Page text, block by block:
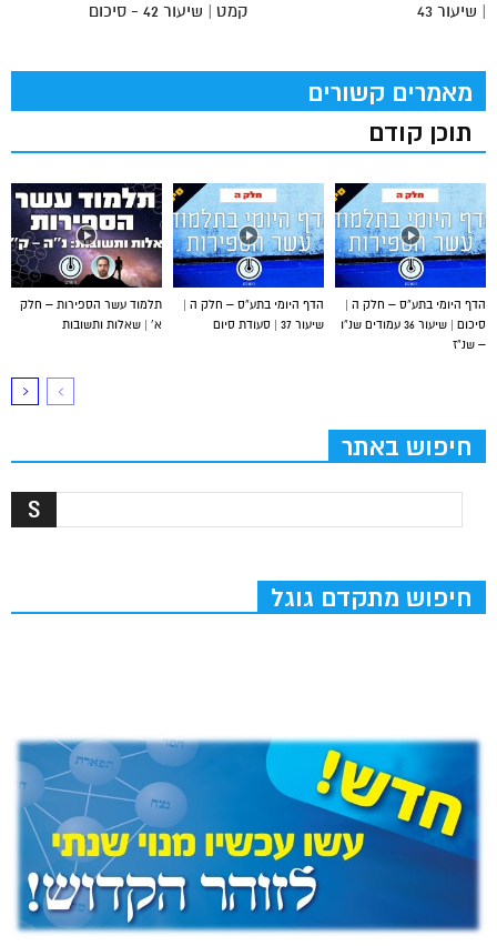
קמט | שיעור 42 - סיכום
| שיעור 43
מאמרים קשורים
תוכן קודם
תלמוד עשר הספירות – חלק
א’ | שאלות ותשובות
הדף היומי בתע”ס – חלק ה |
שיעור 37 | סעודת סיום
הדף היומי בתע”ס – חלק ה |
סיכום | שיעור 36 עמודים שנ”ו
– שנ”ז
חיפוש באתר
חיפוש מתקדם גוגל